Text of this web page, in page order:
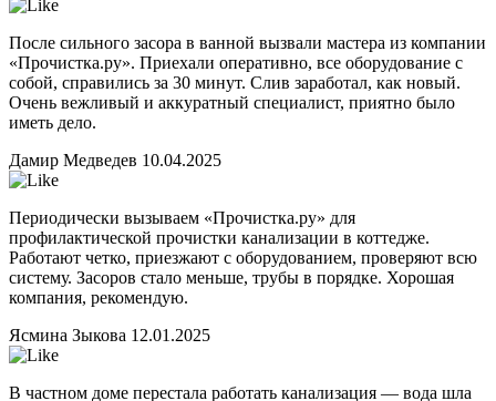
После сильного засора в ванной вызвали мастера из компании
«Прочистка.ру». Приехали оперативно, все оборудование с
собой, справились за 30 минут. Слив заработал, как новый.
Очень вежливый и аккуратный специалист, приятно было
иметь дело.
Дамир Медведев 10.04.2025
Периодически вызываем «Прочистка.ру» для
профилактической прочистки канализации в коттедже.
Работают четко, приезжают с оборудованием, проверяют всю
систему. Засоров стало меньше, трубы в порядке. Хорошая
компания, рекомендую.
Ясмина Зыкова 12.01.2025
В частном доме перестала работать канализация — вода шла